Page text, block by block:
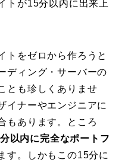
トが15分以内に出来上
トをゼロから作ろうと
ディング・サーバーの
とも珍しくありませ
イナーやエンジニアに
もあります。ところ
以内に完全なポートフ
す。しかもこの15分に